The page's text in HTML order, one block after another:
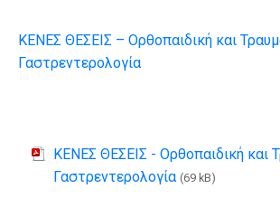
ΚΕΝΕΣ ΘΕΣΕΙΣ – Ορθοπαιδική και
Γαστρεντερολογία
ΚΕΝΕΣ ΘΕΣΕΙΣ - Ορθοπαιδική και
Γαστρεντερολογία (69 kB)